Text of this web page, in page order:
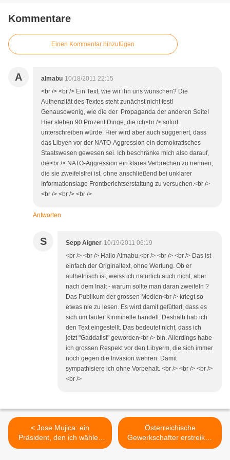
Kommentare
Einen Kommentar hinzufügen
A almabu 10/18/2011 22:15
<br /> <br /> Ein Text, wie wir ihn uns wünschen? Die
Authenzität des Textes steht zunächst nicht fest!
Genausowenig, wie die der Propaganda der anderen Seite!
Hier stehen 90 Prozent Dinge, die ich<br /> sofort
unterschreiben würde. Hier wird aber auch suggeriert, dass
das Libyen vor der NATO-Aggression ein demokratisches
Staatswesen gewesen sei. Ich beschränke mich also darauf,
die<br /> NATO-Aggression ein klares Verbrechen zu nennen,
die sie zweifelsfrei ist, ohne anschließend bei unklarer
Informationslage Frontberichtserstattung zu versuchen.<br />
<br /> <br /> <br />
Antworten
S Sepp Aigner 10/19/2011 06:19
<br /> <br /> Hallo Almabu.<br /> <br /> <br /> Das ist
einfach der Originaltext, ohne Wertung. Ob er
authetnisch ist, weiss ich natürlich auch nicht, aber
nach dem Inalt - warum sollte man daran zweifeln ?
Das Publikum der grossen Medien<br /> kriegt so
etwas nie zu lesen. Es wird damit gefüttert, dass es
sich um lauter Kiriminelle handelt. Deshalb hab ich
den Text eingestellt. Das bedeutet nicht, dass ich
jetzt "Gaddafist" geworden<br /> bin. Allerdings habe
ich grossen Respekt vor den Libyerm, die sich immer
noch gegen die Invasion wehren. Damit
sympathisiere ich ohne Vorbehalt. <br /> <br /> <br />
<br />
< Jose Mujica: ein
Präsident, den ich wählen
würde
Österreichische
Gewerkschafter erstreiken
4,2 % Lohnerhöhung >